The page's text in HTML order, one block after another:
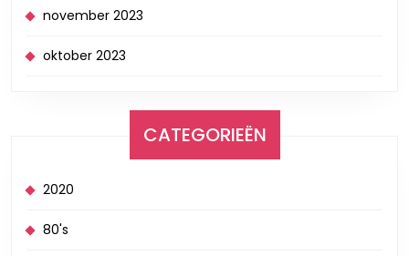
november 2023
oktober 2023
CATEGORIEËN
2020
80's